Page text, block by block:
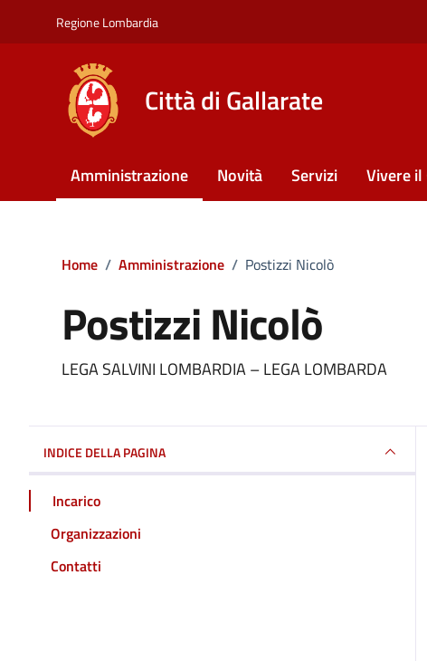
Regione Lombardia
Città di Gallarate
Amministrazione Novità Servizi Vivere il
Home / Amministrazione / Postizzi Nicolò
Postizzi Nicolò
LEGA SALVINI LOMBARDIA – LEGA LOMBARDA
INDICE DELLA PAGINA
Incarico
Organizzazioni
Contatti